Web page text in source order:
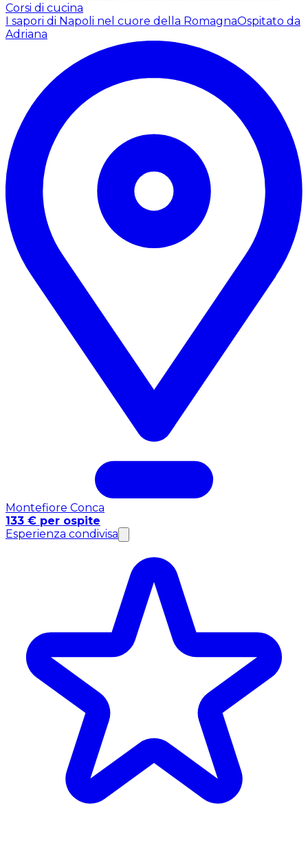
Corsi di cucina
I sapori di Napoli nel cuore della RomagnaOspitato da
Adriana
Montefiore Conca
133 € per ospite
Esperienza condivisa